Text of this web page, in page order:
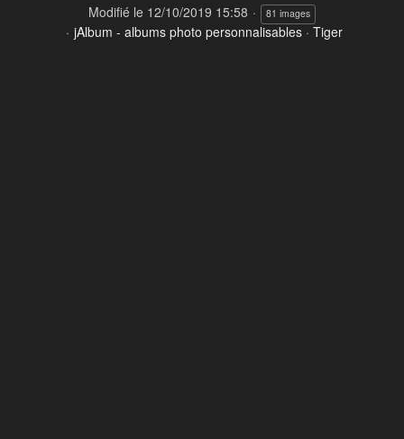
Modifié le 12/10/2019 15:58 81 images
jAlbum - albums photo personnalisables · Tiger